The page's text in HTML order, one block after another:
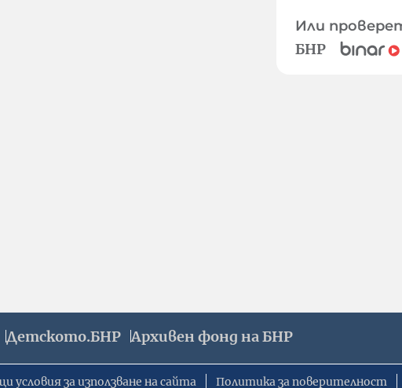
Или
БНР
Детското.БНР Архивен фонд на БНР
условия за използване на сайта Политика за поверителност